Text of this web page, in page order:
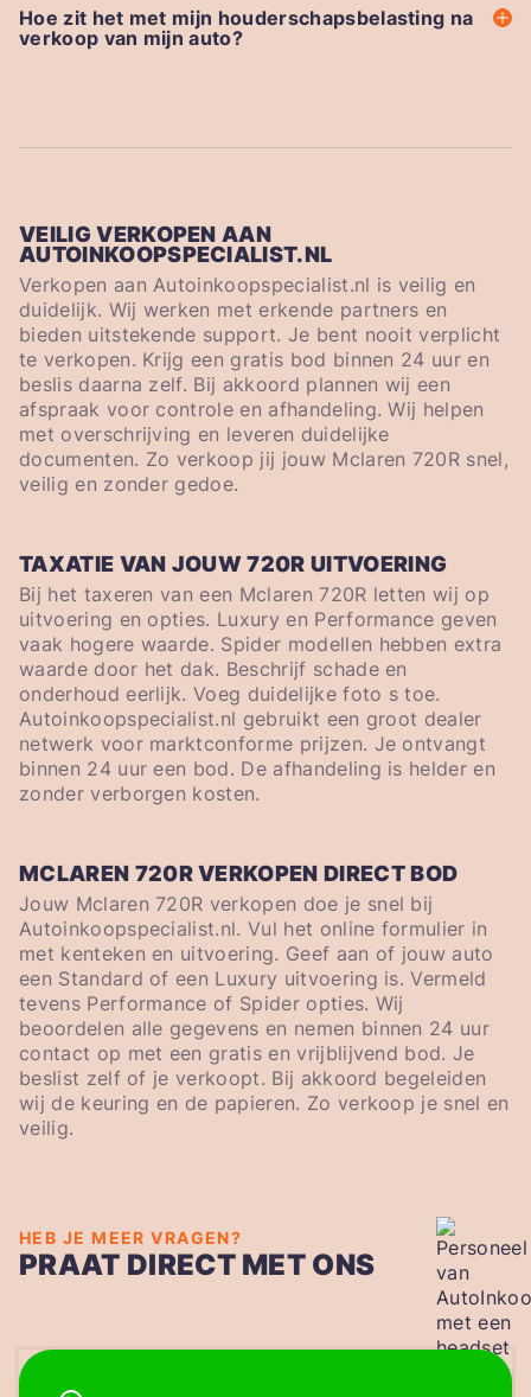
Hoe zit het met mijn houderschapsbelasting na
verkoop van mijn auto?
VEILIG VERKOPEN AAN
AUTOINKOOPSPECIALIST.NL
Verkopen aan Autoinkoopspecialist.nl is veilig en
duidelijk. Wij werken met erkende partners en
bieden uitstekende support. Je bent nooit verplicht
te verkopen. Krijg een gratis bod binnen 24 uur en
beslis daarna zelf. Bij akkoord plannen wij een
afspraak voor controle en afhandeling. Wij helpen
met overschrijving en leveren duidelijke
documenten. Zo verkoop jij jouw Mclaren 720R snel,
veilig en zonder gedoe.
TAXATIE VAN JOUW 720R UITVOERING
Bij het taxeren van een Mclaren 720R letten wij op
uitvoering en opties. Luxury en Performance geven
vaak hogere waarde. Spider modellen hebben extra
waarde door het dak. Beschrijf schade en
onderhoud eerlijk. Voeg duidelijke foto s toe.
Autoinkoopspecialist.nl gebruikt een groot dealer
netwerk voor marktconforme prijzen. Je ontvangt
binnen 24 uur een bod. De afhandeling is helder en
zonder verborgen kosten.
MCLAREN 720R VERKOPEN DIRECT BOD
Jouw Mclaren 720R verkopen doe je snel bij
Autoinkoopspecialist.nl. Vul het online formulier in
met kenteken en uitvoering. Geef aan of jouw auto
een Standard of een Luxury uitvoering is. Vermeld
tevens Performance of Spider opties. Wij
beoordelen alle gegevens en nemen binnen 24 uur
contact op met een gratis en vrijblijvend bod. Je
beslist zelf of je verkoopt. Bij akkoord begeleiden
wij de keuring en de papieren. Zo verkoop je snel en
veilig.
HEB JE MEER VRAGEN?
PRAAT DIRECT MET ONS